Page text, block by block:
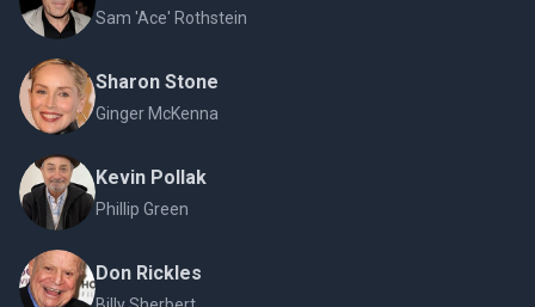
Sam 'Ace' Rothstein
Sharon Stone
Ginger McKenna
Kevin Pollak
Phillip Green
Don Rickles